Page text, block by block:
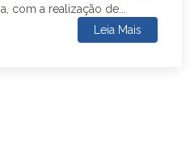
com a realização de...
Leia Mais